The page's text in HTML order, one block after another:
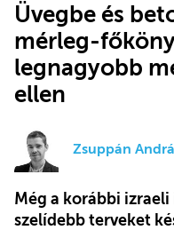
Üvegbe és
mérleg-
legnagyobb
ellen
Zsuppán
Még a korábbi
szelídebb terveket